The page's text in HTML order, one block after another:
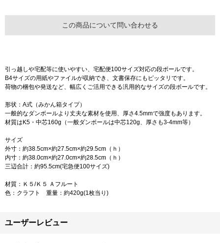
この商品について問い合わせる
引っ越しや宅配等に使いやすい、宅配便100サイズ対応の段ボールです。
B4サイズの用紙やファイルが収納でき、文書保存にもピッタリです。
荷物の梱包や発送など、幅広くご活用できる汎用的なサイズの段ボールです。
形状：A式（みかん箱タイプ）
一般的なダンボールより丈夫な素材を使用、厚さ4.5mmで強度もあります。
材質はK5・中芯160g（一般ダンボールは中芯120g、厚さも3-4mm等）
サイズ
外寸：約38.5cm×約27.5cm×約29.5cm（ｈ）
内寸：約38.0cm×約27.0cm×約28.5cm（ｈ）
三辺合計：約95.5cm(宅急便100サイズ)
材質：Ｋ５/Ｋ５ Ａフルート
色：クラフト 重量：約420g(1枚当り)
ユーザーレビュー